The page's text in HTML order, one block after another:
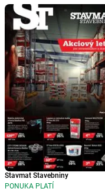
Stavmat Stavebniny
PONUKA PLATÍ